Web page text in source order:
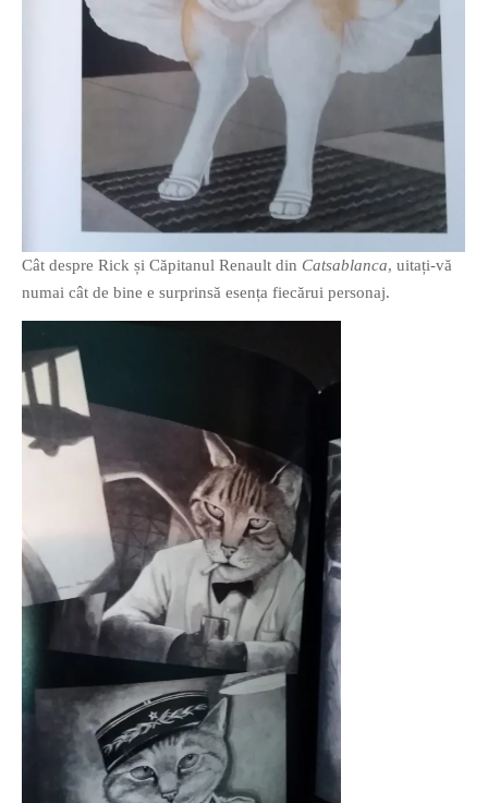
Cât despre Rick și Căpitanul Renault din Catsablanca, uitați-vă
numai cât de bine e surprinsă esența fiecărui personaj.